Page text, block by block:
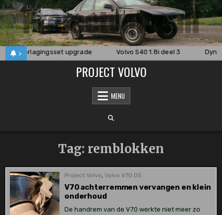
Skip
to
content
>verlagingsset upgrade Volvo S40 1.8i deel 3
PROJECT VOLVO
MENU
Tag: remblokken
Project Volvo,Volvo V70 D5
V70 achterremmen vervangen en klein
onderhoud
De handrem van de V70 werkte niet meer zo